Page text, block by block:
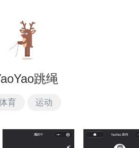
跳绳
育 运动